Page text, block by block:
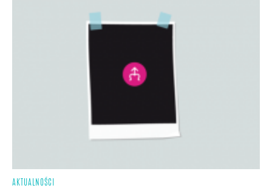
AKTUALNOŚCI